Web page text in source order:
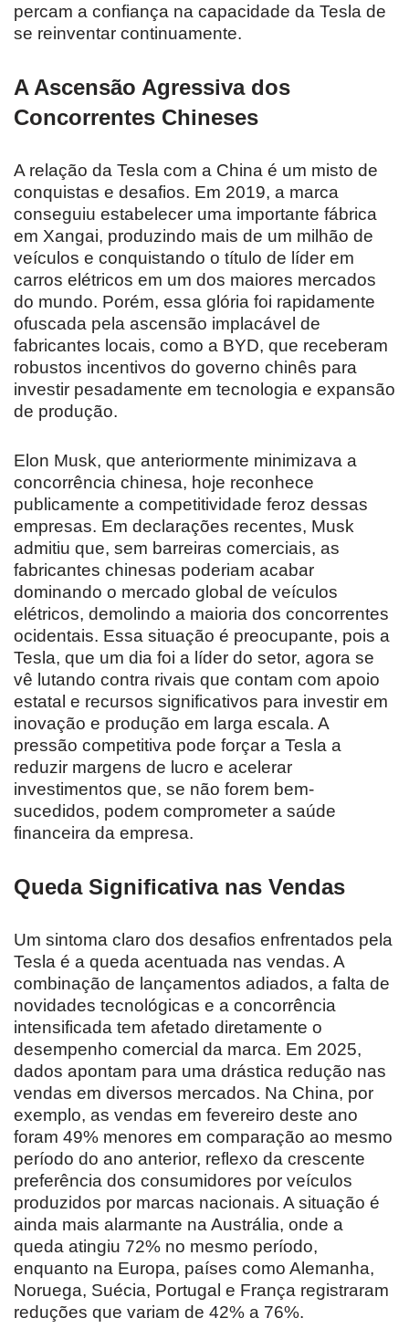
percam a confiança na capacidade da Tesla de
se reinventar continuamente.
A Ascensão Agressiva dos
Concorrentes Chineses
A relação da Tesla com a China é um misto de
conquistas e desafios. Em 2019, a marca
conseguiu estabelecer uma importante fábrica
em Xangai, produzindo mais de um milhão de
veículos e conquistando o título de líder em
carros elétricos em um dos maiores mercados
do mundo. Porém, essa glória foi rapidamente
ofuscada pela ascensão implacável de
fabricantes locais, como a BYD, que receberam
robustos incentivos do governo chinês para
investir pesadamente em tecnologia e expansão
de produção.
Elon Musk, que anteriormente minimizava a
concorrência chinesa, hoje reconhece
publicamente a competitividade feroz dessas
empresas. Em declarações recentes, Musk
admitiu que, sem barreiras comerciais, as
fabricantes chinesas poderiam acabar
dominando o mercado global de veículos
elétricos, demolindo a maioria dos concorrentes
ocidentais. Essa situação é preocupante, pois a
Tesla, que um dia foi a líder do setor, agora se
vê lutando contra rivais que contam com apoio
estatal e recursos significativos para investir em
inovação e produção em larga escala. A
pressão competitiva pode forçar a Tesla a
reduzir margens de lucro e acelerar
investimentos que, se não forem bem-
sucedidos, podem comprometer a saúde
financeira da empresa.
Queda Significativa nas Vendas
Um sintoma claro dos desafios enfrentados pela
Tesla é a queda acentuada nas vendas. A
combinação de lançamentos adiados, a falta de
novidades tecnológicas e a concorrência
intensificada tem afetado diretamente o
desempenho comercial da marca. Em 2025,
dados apontam para uma drástica redução nas
vendas em diversos mercados. Na China, por
exemplo, as vendas em fevereiro deste ano
foram 49% menores em comparação ao mesmo
período do ano anterior, reflexo da crescente
preferência dos consumidores por veículos
produzidos por marcas nacionais. A situação é
ainda mais alarmante na Austrália, onde a
queda atingiu 72% no mesmo período,
enquanto na Europa, países como Alemanha,
Noruega, Suécia, Portugal e França registraram
reduções que variam de 42% a 76%.